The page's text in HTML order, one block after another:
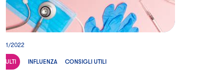
01/2022
INFLUENZA CONSIGLI UTILI